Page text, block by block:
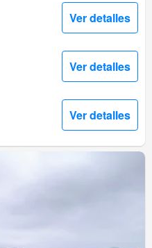
Ver detalles
Ver detalles
Ver detalles